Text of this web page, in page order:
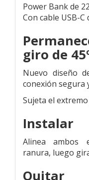
Power Bank de
Con cable USB-
giro de
Nuevo diseño
conexión segura
Sujeta el
Instalar
Alinea ambos
ranura, luego
Quitar